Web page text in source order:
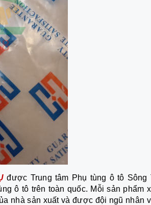
được Trung tâm Phụ tùng ô tô Sông
ô tô trên toàn quốc. Mỗi sản phẩm
nhà sản xuất và được đội ngũ nhân